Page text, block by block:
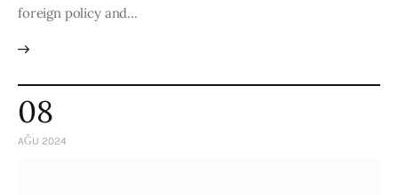
foreign policy and…
08
AĞU 2024